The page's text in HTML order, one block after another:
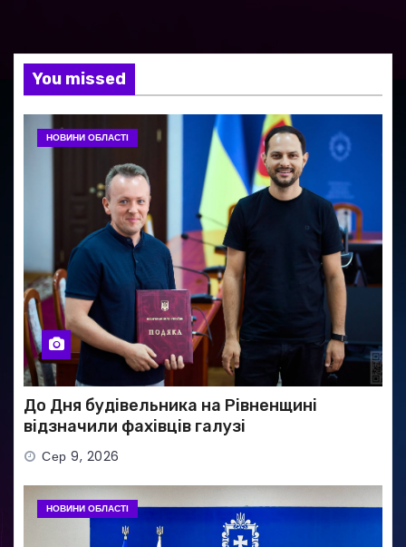
You missed
НОВИНИ ОБЛАСТІ
До Дня будівельника на Рівненщині
відзначили фахівців галузі
Сер 9, 2026
НОВИНИ ОБЛАСТІ